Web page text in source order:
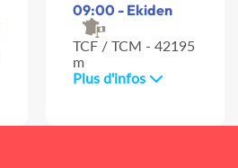
09:00 - Ekiden
TCF / TCM - 42195
m
Plus d'infos